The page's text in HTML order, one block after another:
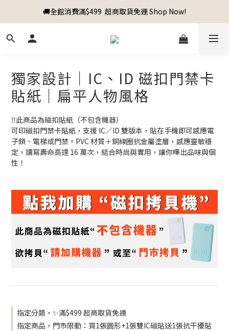
🚚全館消費滿$499  超商取貨免運 Shop Now!
獨家設計｜IC、ID 磁扣門禁卡
貼紙｜扁平人物風格
‼️此商品為磁扣貼紙（不包含機器）
可印磁扣門禁卡貼紙，支援 IC／ID 雙版本，貼在手機即可感應電
子鎖、電梯或門禁。PVC 材質＋銅線圈抗金屬塗層，感應靈敏穩
定，讀寫壽命高達 16 萬次，結合時尚與實用，讓你嗶出品味與個
性！
指定分類，✨滿$499 超商取貨免運
指定商品，門市限動：買1張圓形+1張雙IC磁貼送1張抗干擾貼